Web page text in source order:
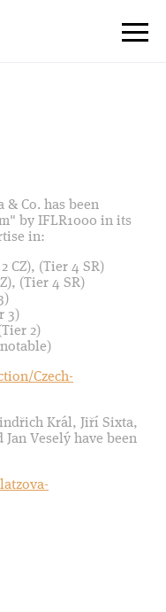
& Co. has been
by IFLR1000 in its
in:
CZ), (Tier 4 SR)
(Tier 4 SR)
3)
2)
Czech-
Král, Jiří Sixta,
Veselý have been